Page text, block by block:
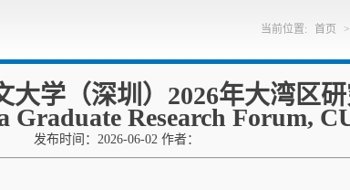
当前位置: 首页
大学（深圳）2026年大湾区
Graduate Research Forum,
发布时间：2026-06-02 作者：